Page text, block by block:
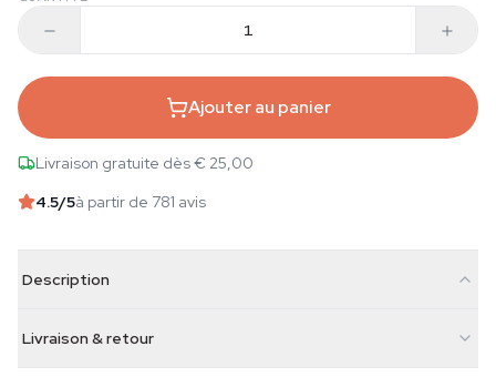
Ajouter au panier
Livraison gratuite dès € 25,00
4.5/5à partir de 781 avis
Description
Livraison & retour